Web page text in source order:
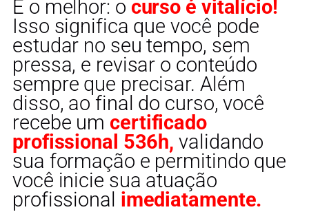
E o melhor: o curso é vitalício!
Isso significa que você pode
estudar no seu tempo, sem
pressa, e revisar o conteúdo
sempre que precisar. Além
disso, ao final do curso, você
recebe um certificado
profissional 536h, validando
sua formação e permitindo que
você inicie sua atuação
profissional imediatamente.